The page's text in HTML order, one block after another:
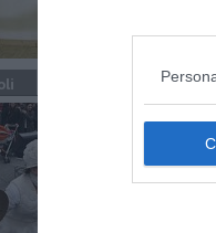
E'
Il
di